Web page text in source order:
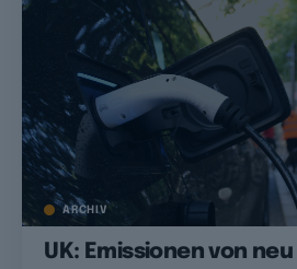
ARCHIV
UK: Emissionen von